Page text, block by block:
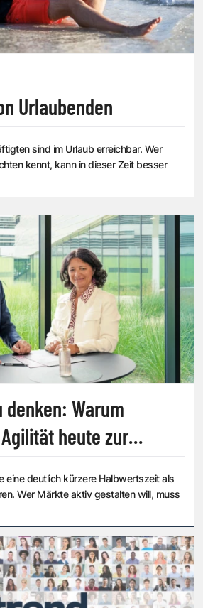
Urlaubenden
sind im Urlaub erreichbar. Wer
Warum
heute zur
eine deutlich kürzere Halbwertszeit als
Wer Märkte aktiv gestalten will, muss